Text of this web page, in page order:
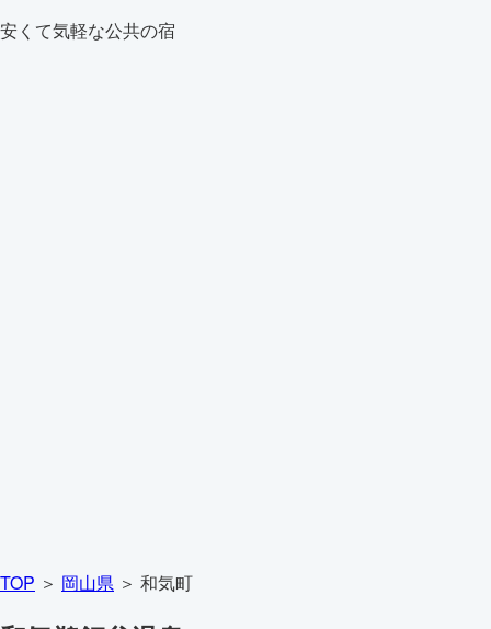
安くて気軽な公共の宿
TOP ＞ 岡山県 ＞ 和気町